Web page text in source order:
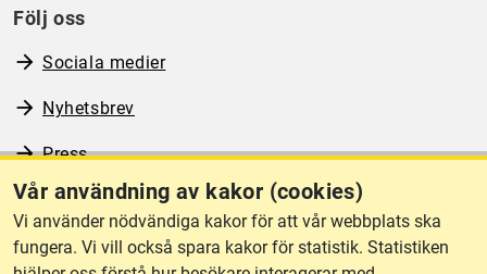
Vår användning av kakor (cookies)
Vi använder nödvändiga kakor för att vår webbplats ska
fungera. Vi vill också spara kakor för statistik. Statistiken
Följ oss
Sociala medier
Nyhetsbrev
Press
RSS